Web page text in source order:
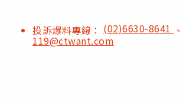
投訴爆料專線： (02)6630-8641
119@ctwant.com